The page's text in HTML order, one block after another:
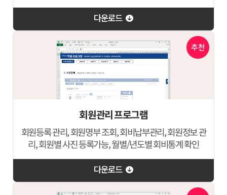
다운로드
추천
회원관리 프로그램
회원등록 관리, 회원명부 조회, 회비납부관리, 회원정보 관
리, 회원별 사진 등록가능, 월별/년도별 회비통계 확인
다운로드